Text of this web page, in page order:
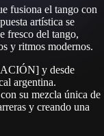
fusiona el tango con
artística se
fresco del tango,
y ritmos modernos.
y desde
argentina.
su mezcla única de
y creando una